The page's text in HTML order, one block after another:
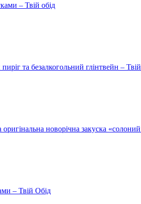
– Твій обід
та безалкогольний глінтвейн –
новорічна закуска
– Твій Обід